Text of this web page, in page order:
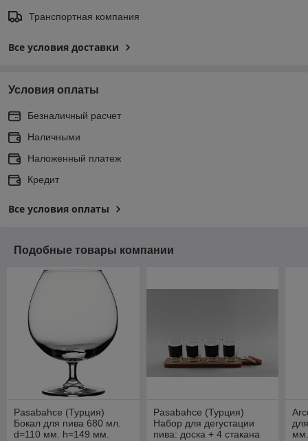
Транспортная компания
Все условия доставки
Условия оплаты
Безналичный расчет
Наличными
Наложенный платеж
Кредит
Все условия оплаты
Подобные товары компании
Pasabahce (Турция)
Бокал для пива 680 мл.
d=110 мм. h=149 мм.
Pasabahce (Турция)
Набор для дегустации
пива: доска + 4 стакана